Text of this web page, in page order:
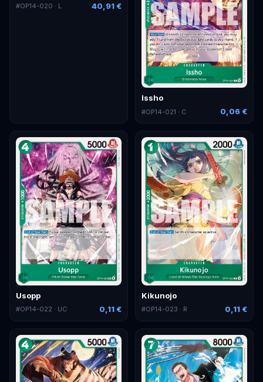
#OP14-020 · L 40,91 €
Issho
#OP14-021 · C 0,06 €
Usopp
#OP14-022 · UC 0,11 €
Kikunojo
#OP14-023 · R 0,11 €